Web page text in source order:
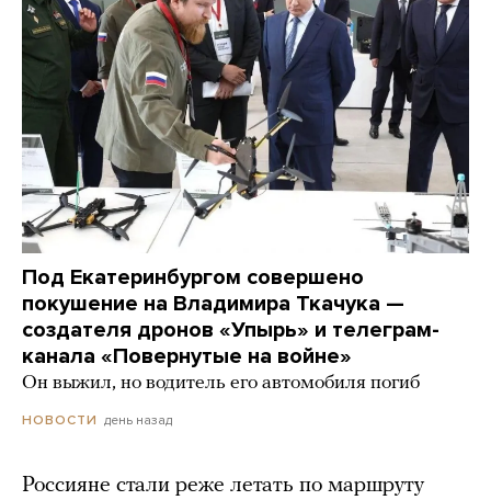
Под Екатеринбургом совершено
покушение на Владимира Ткачука —
создателя дронов «Упырь» и телеграм-
канала «Повернутые на войне»
Он выжил, но водитель его автомобиля погиб
НОВОСТИ день назад
Россияне стали реже летать по маршруту